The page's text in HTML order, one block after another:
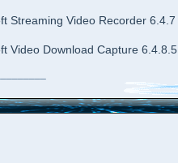
Streaming Video Recorder 6.4.7
Video Download Capture 6.4.8.5